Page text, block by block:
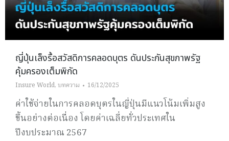
ญี่ปุ่นเล็งรื้อสวัสดิการคลอดบุตร ดันประกันสุขภาพรัฐ
คุ้มครองเต็มพิกัด
Insure World, บทความ 16/12/2025
ค่าใช้จ่ายในการคลอดบุตรในญี่ปุ่นมีแนวโน้มเพิ่มสูง
ขึ้นอย่างต่อเนื่อง โดยค่าเฉลี่ยทั่วประเทศใน
ปีงบประมาณ 2567